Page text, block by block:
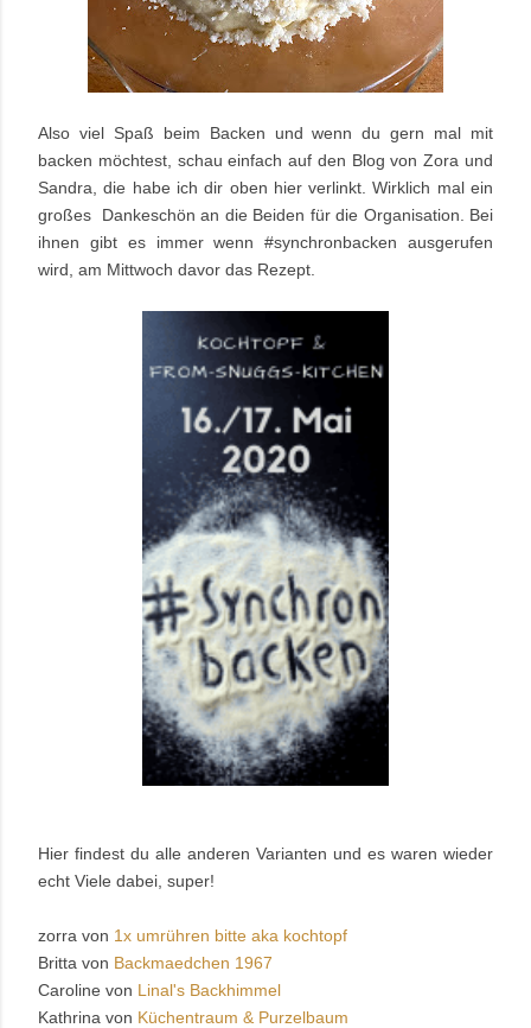
Also viel Spaß beim Backen und wenn du gern mal mit
backen möchtest, schau einfach auf den Blog von Zora und
Sandra, die habe ich dir oben hier verlinkt. Wirklich mal ein
großes Dankeschön an die Beiden für die Organisation. Bei
ihnen gibt es immer wenn #synchronbacken ausgerufen
wird, am Mittwoch davor das Rezept.
Hier findest du alle anderen Varianten und es waren wieder
echt Viele dabei, super!
zorra von 1x umrühren bitte aka kochtopf
Britta von Backmaedchen 1967
Caroline von Linal's Backhimmel
Kathrina von Küchentraum & Purzelbaum